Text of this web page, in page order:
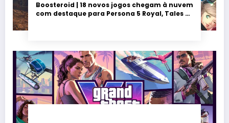
Boosteroid | 18 novos jogos chegam à nuvem
com destaque para Persona 5 Royal, Tales of